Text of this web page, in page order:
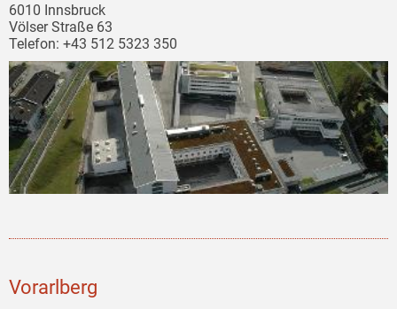
6010 Innsbruck
Völser Straße 63
Telefon: +43 512 5323 350
Vorarlberg